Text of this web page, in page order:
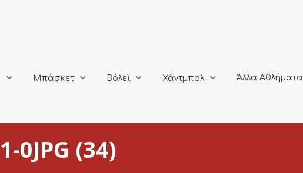
Μπάσκετ Βόλεϊ Χάντμπολ Άλλα Αθλήματα
(34)